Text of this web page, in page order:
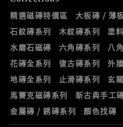
精選磁磚特價區 大板磚 / 薄
石紋磚系列
木紋磚系列 塗
水磨石磁磚
六角磚系列 八
花磚全系列
復古磚系列 外
地磚全系列
止滑磚系列
玄
馬賽克磁磚系列
新古典手工
金屬磚 / 銹磚系列
顏色找磚